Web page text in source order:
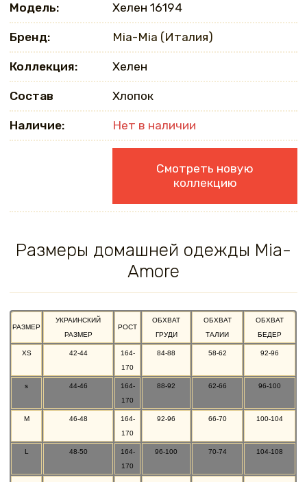
Модель: Хелен 16194
Бренд: Mia-Mia (Италия)
Коллекция: Хелен
Состав Хлопок
Наличие: Нет в наличии
Смотреть новую
коллекцию
Размеры домашней одежды Mia-
Amore
РАЗМЕР
УКРАИНСКИЙ
РАЗМЕР
РОСТ
ОБХВАТ
ГРУДИ
ОБХВАТ
ТАЛИИ
ОБХВАТ
БЕДЕР
XS 42-44
164-
170
84-88 58-62 92-96
s 44-46
164-
170
88-92 62-66 96-100
M 46-48
164-
170
92-96 66-70 100-104
L 48-50
164-
170
96-100 70-74 104-108